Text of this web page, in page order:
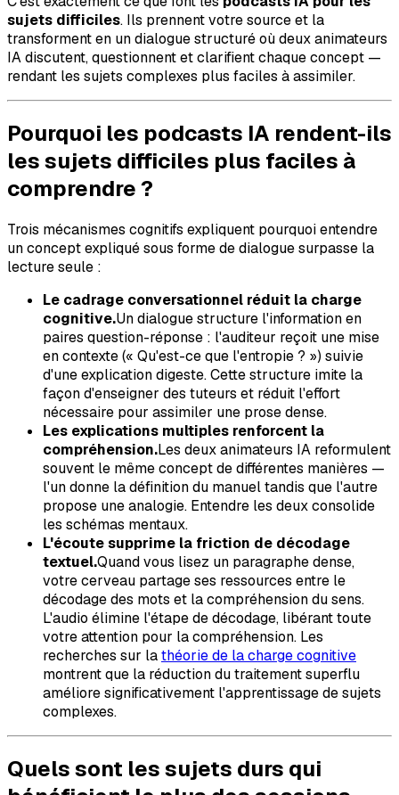
sujets difficiles. Ils prennent votre source et la
transforment en un dialogue structuré où deux animateurs
IA discutent, questionnent et clarifient chaque concept —
rendant les sujets complexes plus faciles à assimiler.
Pourquoi les podcasts IA rendent-ils
les sujets difficiles plus faciles à
comprendre ?
Trois mécanismes cognitifs expliquent pourquoi entendre
un concept expliqué sous forme de dialogue surpasse la
lecture seule :
Le cadrage conversationnel réduit la charge
cognitive.Un dialogue structure l'information en
paires question-réponse : l'auditeur reçoit une mise
en contexte (« Qu'est-ce que l'entropie ? ») suivie
d'une explication digeste. Cette structure imite la
façon d'enseigner des tuteurs et réduit l'effort
nécessaire pour assimiler une prose dense.
Les explications multiples renforcent la
compréhension.Les deux animateurs IA reformulent
souvent le même concept de différentes manières —
l'un donne la définition du manuel tandis que l'autre
propose une analogie. Entendre les deux consolide
les schémas mentaux.
L'écoute supprime la friction de décodage
textuel.Quand vous lisez un paragraphe dense,
votre cerveau partage ses ressources entre le
décodage des mots et la compréhension du sens.
L'audio élimine l'étape de décodage, libérant toute
votre attention pour la compréhension. Les
recherches sur lathéorie de la charge cognitive
montrent que la réduction du traitement superflu
améliore significativement l'apprentissage de sujets
complexes.
Quels sont les sujets durs qui